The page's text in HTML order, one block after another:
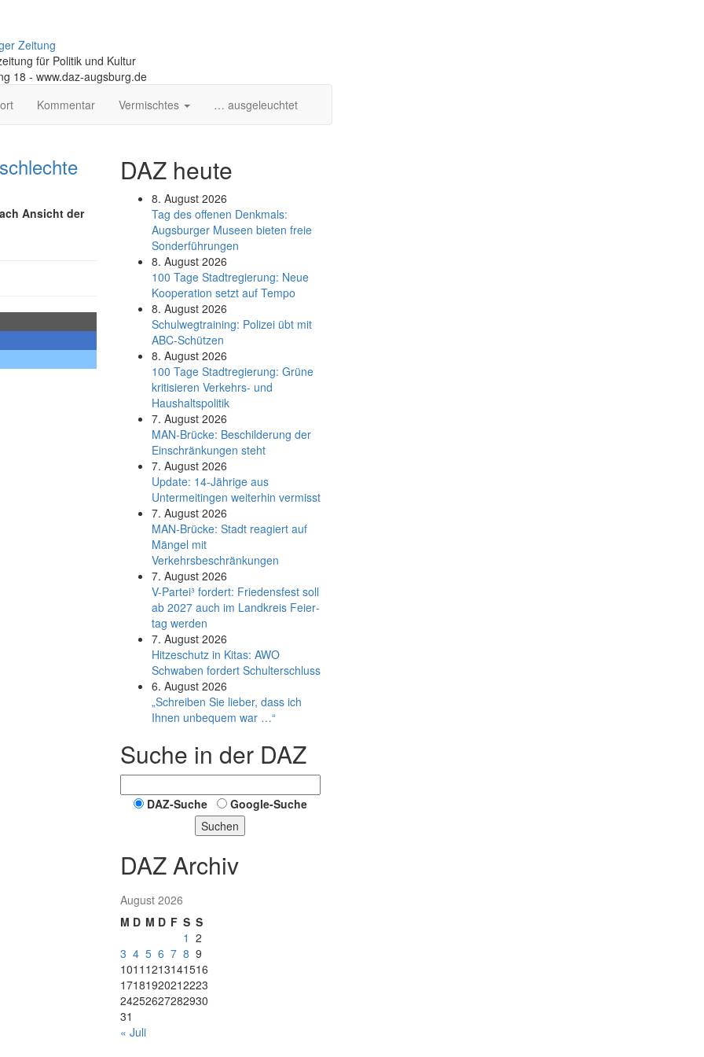
Zeitung
für Politik und Kultur
18 - www.daz-augsburg.de
Kommentar Vermischtes … ausgeleuchtet
Ansicht der
DAZ heute
8. August 2026
Tag des offenen Denkmals:
Augsburger Museen bieten freie
Sonderführungen
8. August 2026
100 Tage Stadtregierung: Neue
Kooperation setzt auf Tempo
8. August 2026
Schul­weg­trai­ning: Poli­zei übt mit
ABC-Schüt­zen
8. August 2026
100 Tage Stadtregierung: Grüne
kritisieren Verkehrs- und
Haushaltspolitik
7. August 2026
MAN-Brücke: Beschilderung der
Einschränkungen steht
7. August 2026
Update: 14-Jährige aus
Untermeitingen weiterhin vermisst
7. August 2026
MAN-Brücke: Stadt reagiert auf
Mängel mit
Verkehrsbeschränkungen
7. August 2026
V-Partei­³ fordert: Friedens­fest soll
ab 2027 auch im Land­kreis Feier­
tag werden
7. August 2026
Hitzeschutz in Kitas: AWO
Schwaben fordert Schulterschluss
6. August 2026
„Schreiben Sie lieber, dass ich
Ihnen unbequem war …“
Suche in der DAZ
DAZ-Suche
Google-Suche
Suchen
DAZ Archiv
August 2026
M D M D F S S
1 2
3 4 5 6 7 8 9
1011 1213141516
17181920212223
24252627282930
31
« Juli